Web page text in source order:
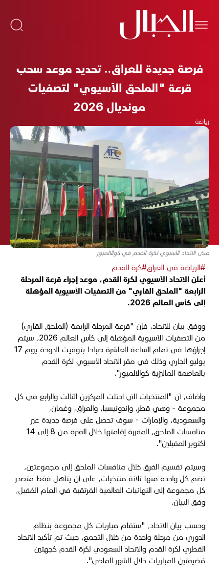
فرصة جديدة للعراق.. تحديد موعد سحب
قرعة "الملحق الآسيوي" لتصفيات
مونديال 2026
رياضة
مبنى الاتحاد الآسيوي لكرة القدم في كوالالمبور
#الرياضة في العراق#كرة القدم
أعلن الاتحاد الآسيوي لكرة القدم، موعد إجراء قرعة المرحلة
الرابعة "الملحق القاري" من التصفيات الآسيوية المؤهلة
إلى كأس العالم 2026.
ووفق بيان للاتحاد، فإن "قرعة المرحلة الرابعة (الملحق القاري)
من التصفيات الآسيوية المؤهلة إلى كأس العالم 2026، سيتم
إجراؤها في تمام الساعة العاشرة صباحا بتوقيت الدوحة يوم 17
يوليو الجاري وذلك في مقر الاتحاد الآسيوي لكرة القدم
بالعاصمة الماليزية كوالالمبور".
وأضاف، أن "المنتخبات التي احتلت المركزين الثالث والرابع في كل
مجموعة - وهي قطر، وإندونيسيا، والعراق، وعُمان،
والسعودية، والإمارات - سوف تحصل على فرصة جديدة عبر
منافسات الملحق، المقررة إقامتها خلال الفترة من 8 إلى 14
أكتوبر المقبلين".
وسيتم تقسيم الفرق خلال منافسات الملحق إلى مجموعتين،
تضم كل واحدة منها ثلاثة منتخبات، على أن يتأهل فقط متصدر
كل مجموعة إلى النهائيات العالمية المُرتقبة في العام المُقبل،
وفق البيان.
وحسب بيان الاتحاد، "ستقام مباريات كل مجموعة بنظام
الدوري من مرحلة واحدة من خلال التجمع، حيث تم تأكيد الاتحاد
القطري لكرة القدم والاتحاد السعودي لكرة القدم كجهتين
مُضيفتين للمباريات خلال الشهر الماضي".